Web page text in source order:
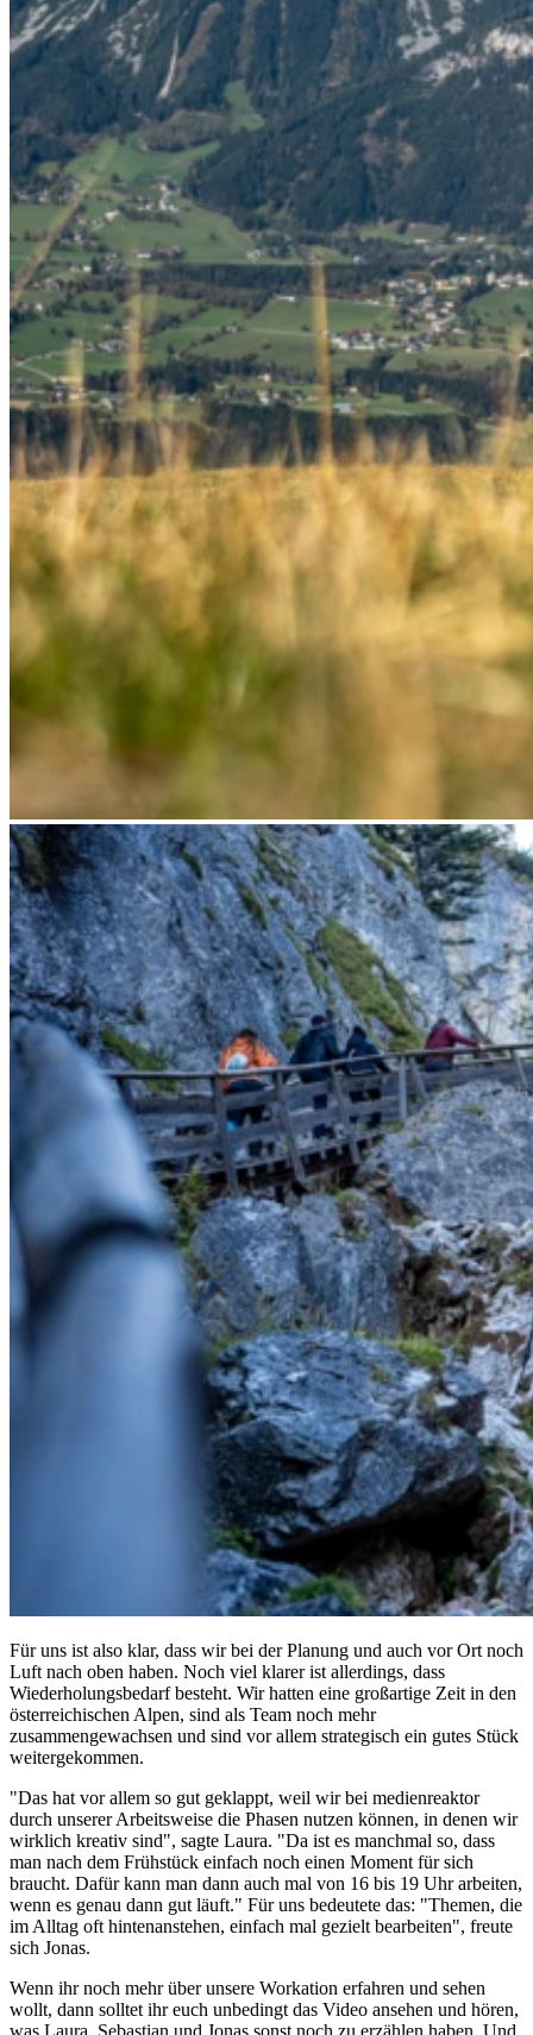
Für uns ist also klar, dass wir bei der Planung und auch vor Ort noch
Luft nach oben haben. Noch viel klarer ist allerdings, dass
Wiederholungsbedarf besteht. Wir hatten eine großartige Zeit in den
österreichischen Alpen, sind als Team noch mehr
zusammengewachsen und sind vor allem strategisch ein gutes Stück
weitergekommen.
"Das hat vor allem so gut geklappt, weil wir bei medienreaktor
durch unserer Arbeitsweise die Phasen nutzen können, in denen wir
wirklich kreativ sind", sagte Laura. "Da ist es manchmal so, dass
man nach dem Frühstück einfach noch einen Moment für sich
braucht. Dafür kann man dann auch mal von 16 bis 19 Uhr arbeiten,
wenn es genau dann gut läuft." Für uns bedeutete das: "Themen, die
im Alltag oft hintenanstehen, einfach mal gezielt bearbeiten", freute
sich Jonas.
Wenn ihr noch mehr über unsere Workation erfahren und sehen
wollt, dann solltet ihr euch unbedingt das Video ansehen und hören,
was Laura, Sebastian und Jonas sonst noch zu erzählen haben. Und